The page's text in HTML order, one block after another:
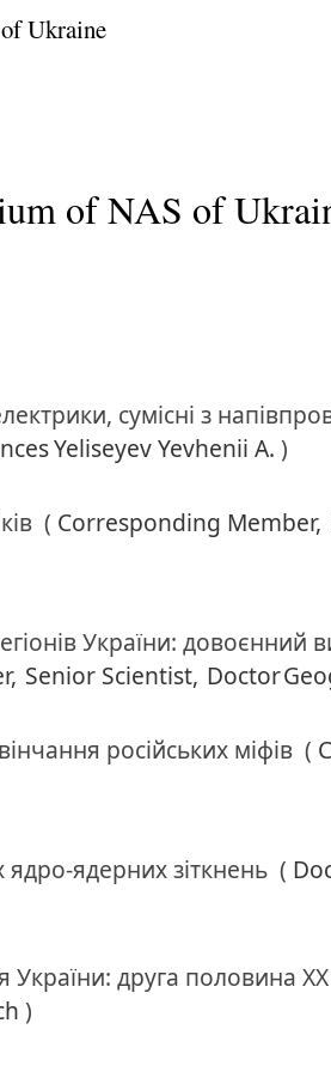
Ukraine
of NAS of
сумісні з
Yeliseyev Yevhenii A. )
( Corresponding Member,
України: довоєнний
Senior Scientist, Doctor
російських міфів (
ядро-ядерних зіткнень (
друга половина ХХ
)